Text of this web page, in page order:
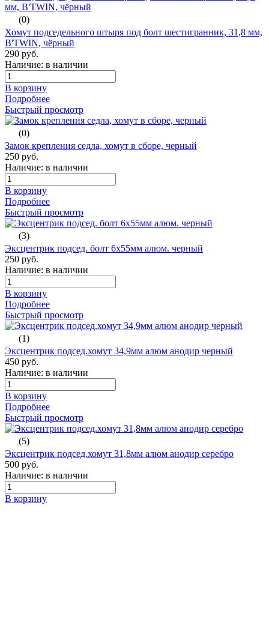
(0)
Хомут подседельного штыря под болт шестигранник, 31,8 мм,
B'TWIN, чёрный
290 руб.
Наличие: в наличии
В корзину
Подробнее
Быстрый просмотр
(0)
Замок крепления седла, хомут в сборе, черный
250 руб.
Наличие: в наличии
В корзину
Подробнее
Быстрый просмотр
(3)
Эксцентрик подсед. болт 6х55мм алюм. черный
250 руб.
Наличие: в наличии
В корзину
Подробнее
Быстрый просмотр
(1)
Эксцентрик подсед.хомут 34,9мм алюм анодир черный
450 руб.
Наличие: в наличии
В корзину
Подробнее
Быстрый просмотр
(5)
Эксцентрик подсед.хомут 31,8мм алюм анодир серебро
500 руб.
Наличие: в наличии
В корзину